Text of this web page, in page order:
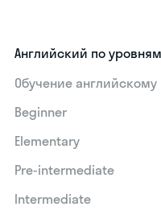
Английский по уровням
Обучение английскому
Beginner
Elementary
Pre-intermediate
Intermediate